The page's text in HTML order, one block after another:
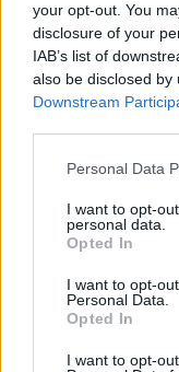
your opt-out. You
disclosure of your
IAB’s list of
also be disclosed
Downstream
Please note that
not limited to your
grant or deny
use your data for
consent section.
Personal Data
I want to opt-
personal data.
Opted In
I want to opt-
Personal Data.
Opted In
I want to opt-
F
a
ce
b
o
o
k
T
w
it
te
r
NOTIZIE RECENTI
50mila